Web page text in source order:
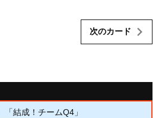
次のカード
「結成！チームQ4」